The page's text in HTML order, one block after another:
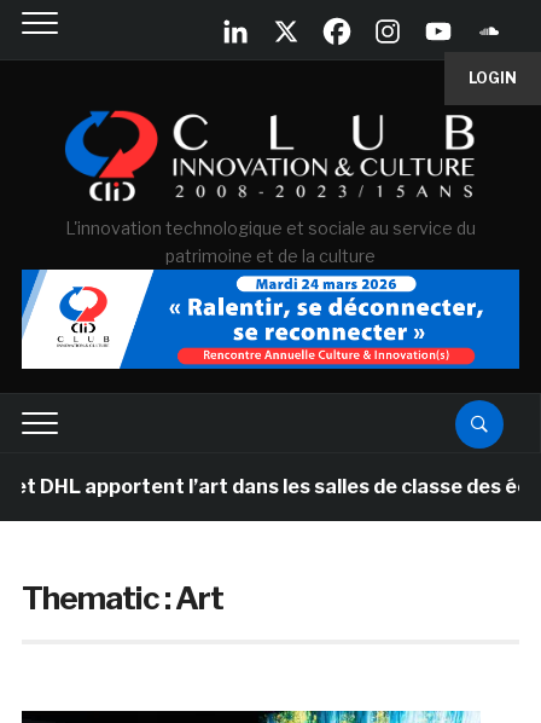
LOGIN
L'innovation technologique et sociale au service du
patrimoine et de la culture
l’art dans les salles de classe des écoles
Thematic :Art